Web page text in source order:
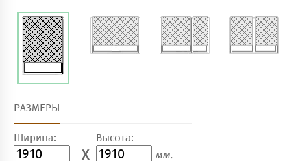
РАЗМЕРЫ
Ширина:
X
Высота:
мм.